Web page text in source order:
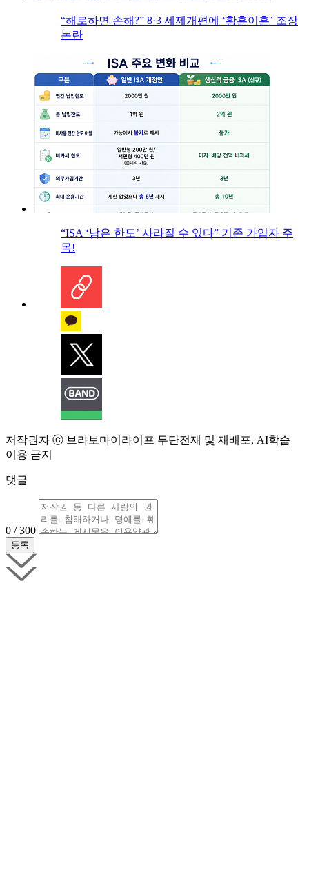
“해로하면 손해?” 8·3 세제개편에 ‘황혼이혼’ 조장
논란
“ISA ‘남은 한도’ 사라질 수 있다” 기존 가입자 주
목!
저작권자 ⓒ 브라보마이라이프 무단전재 및 재배포, AI학습
이용 금지
댓글
0 / 300